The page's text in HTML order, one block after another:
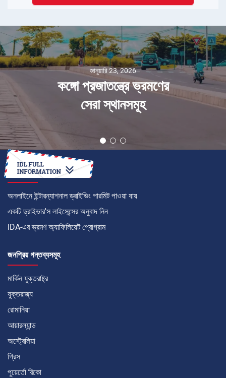
জানুয়ারি 23, 2026
কঙ্গো প্রজাতন্ত্রে ভ্রমণের
সেরা স্থানসমূহ
কীভাবে
অনলাইনে ইন্টারন্যাশনাল ড্রাইভিং পারমিট পাওয়া যায়
একটি ড্রাইভার'স লাইসেন্সের অনুবাদ নিন
IDA-এর ভ্রমণ অ্যাফিলিয়েট প্রোগ্রাম
জনপ্রিয় গন্তব্যসমূহ
মার্কিন যুক্তরাষ্ট্র
যুক্তরাজ্য
রোমানিয়া
আয়ারল্যান্ড
অস্ট্রেলিয়া
গ্রিস
পুয়ের্তো রিকো